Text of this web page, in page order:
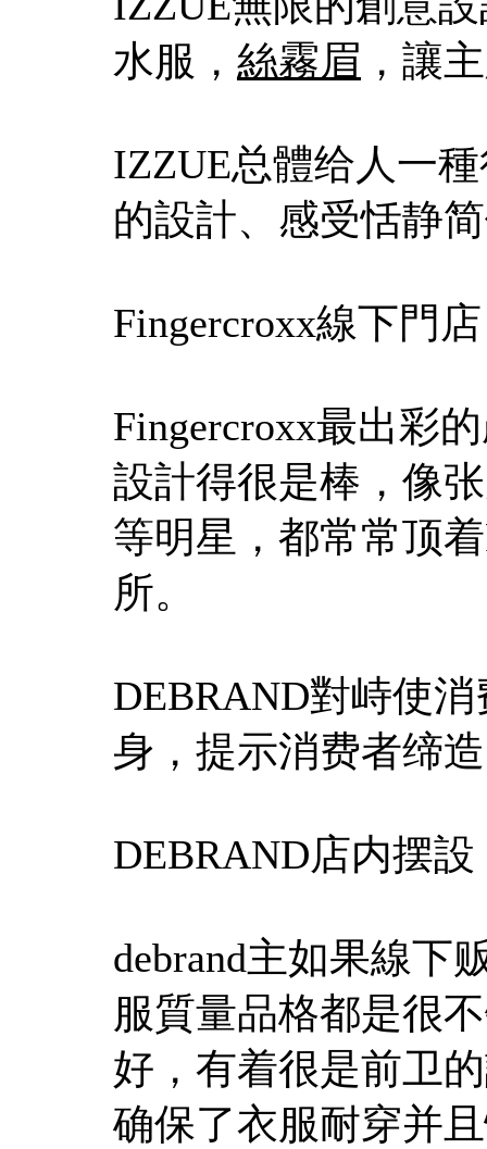
水服， 絲霧眉 ，讓
IZZUE总體给人一
的設計、感受恬静
Fingercroxx線下門店
Fingercroxx最出彩
設計得很是棒，像
等明星，都常常顶
所。
DEBRAND對峙使
身，提示消费者缔
DEBRAND店内摆設
debrand主如果線下
服質量品格都是很
好，有着很是前卫
确保了衣服耐穿并